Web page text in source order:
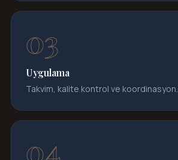
Uygulama
Takvim, kalite kontrol ve koordinasyon.